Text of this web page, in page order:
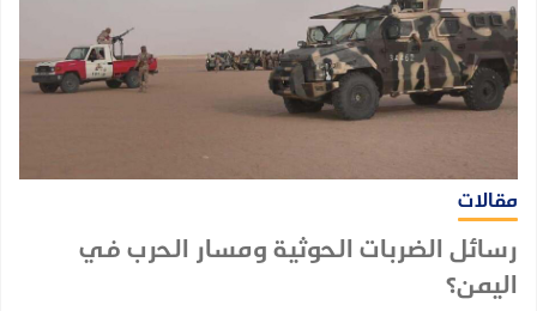
مقالات
رسائل الضربات الحوثية ومسار الحرب في
اليمن؟